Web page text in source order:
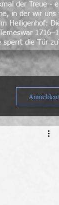
der Treue -
in der wir uns
Heiligenhof:
sperrt die Tür